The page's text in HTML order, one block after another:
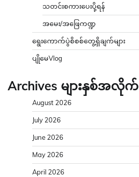
သတင်းစကားပေးပို့ရန်
အမေး/အဖြေကဏ္ဍ
ရွေးကောက်ပွဲစိစစ်တွေ့ရှိချက်များ
ပျိုမေVlog
Archives များနှစ်အလိုက်
August 2026
July 2026
June 2026
May 2026
April 2026